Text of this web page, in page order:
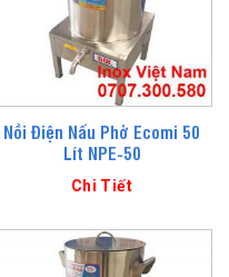
Nồi Điện Nấu Phở Ecomi 50
Lít NPE-50
Chi Tiết